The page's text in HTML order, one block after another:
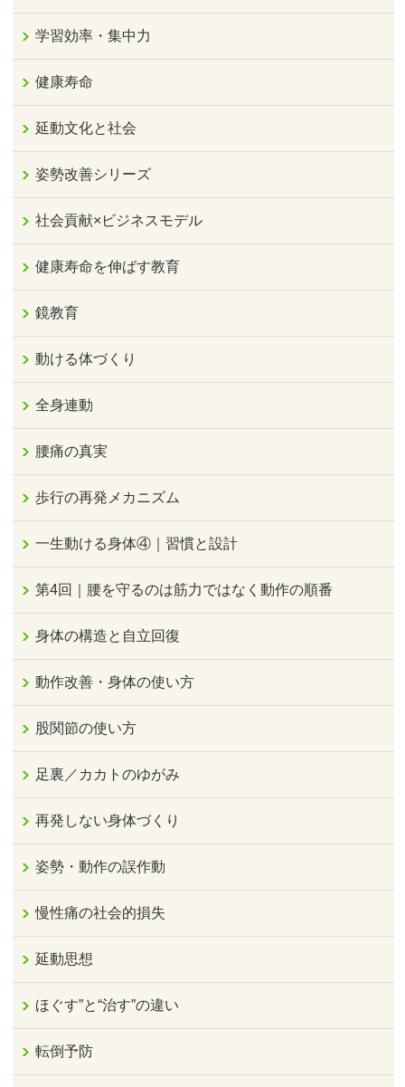
学習効率・集中力
健康寿命
延動文化と社会
姿勢改善シリーズ
社会貢献×ビジネスモデル
健康寿命を伸ばす教育
鏡教育
動ける体づくり
全身連動
腰痛の真実
歩行の再発メカニズム
一生動ける身体④｜習慣と設計
第4回｜腰を守るのは筋力ではなく動作の順番
身体の構造と自立回復
動作改善・身体の使い方
股関節の使い方
足裏／カカトのゆがみ
再発しない身体づくり
姿勢・動作の誤作動
慢性痛の社会的損失
延動思想
ほぐす”と“治す”の違い
転倒予防